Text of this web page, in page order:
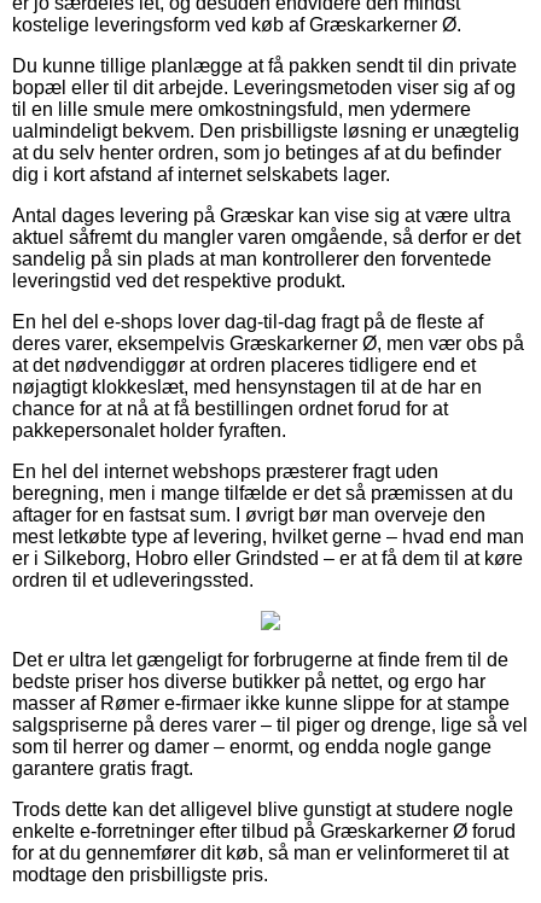
kostelige leveringsform ved køb af Græskarkerner Ø.
Du kunne tillige planlægge at få pakken sendt til din private
bopæl eller til dit arbejde. Leveringsmetoden viser sig af og
til en lille smule mere omkostningsfuld, men ydermere
ualmindeligt bekvem. Den prisbilligste løsning er unægtelig
at du selv henter ordren, som jo betinges af at du befinder
dig i kort afstand af internet selskabets lager.
Antal dages levering på Græskar kan vise sig at være ultra
aktuel såfremt du mangler varen omgående, så derfor er det
sandelig på sin plads at man kontrollerer den forventede
leveringstid ved det respektive produkt.
En hel del e-shops lover dag-til-dag fragt på de fleste af
deres varer, eksempelvis Græskarkerner Ø, men vær obs på
at det nødvendiggør at ordren placeres tidligere end et
nøjagtigt klokkeslæt, med hensynstagen til at de har en
chance for at nå at få bestillingen ordnet forud for at
pakkepersonalet holder fyraften.
En hel del internet webshops præsterer fragt uden
beregning, men i mange tilfælde er det så præmissen at du
aftager for en fastsat sum. I øvrigt bør man overveje den
mest letkøbte type af levering, hvilket gerne – hvad end man
er i Silkeborg, Hobro eller Grindsted – er at få dem til at køre
ordren til et udleveringssted.
Det er ultra let gængeligt for forbrugerne at finde frem til de
bedste priser hos diverse butikker på nettet, og ergo har
masser af Rømer e-firmaer ikke kunne slippe for at stampe
salgspriserne på deres varer – til piger og drenge, lige så vel
som til herrer og damer – enormt, og endda nogle gange
garantere gratis fragt.
Trods dette kan det alligevel blive gunstigt at studere nogle
enkelte e-forretninger efter tilbud på Græskarkerner Ø forud
for at du gennemfører dit køb, så man er velinformeret til at
modtage den prisbilligste pris.